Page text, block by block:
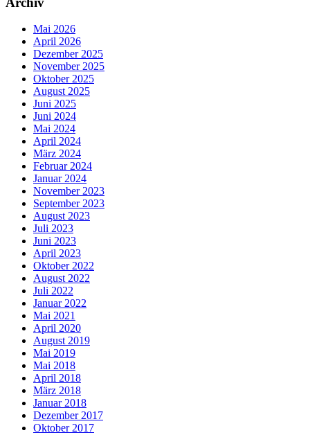
Mai 2026
April 2026
Dezember 2025
November 2025
Oktober 2025
August 2025
Juni 2025
Juni 2024
Mai 2024
April 2024
März 2024
Februar 2024
Januar 2024
November 2023
September 2023
August 2023
Juli 2023
Juni 2023
April 2023
Oktober 2022
August 2022
Juli 2022
Januar 2022
Mai 2021
April 2020
August 2019
Mai 2019
Mai 2018
April 2018
März 2018
Januar 2018
Dezember 2017
Oktober 2017